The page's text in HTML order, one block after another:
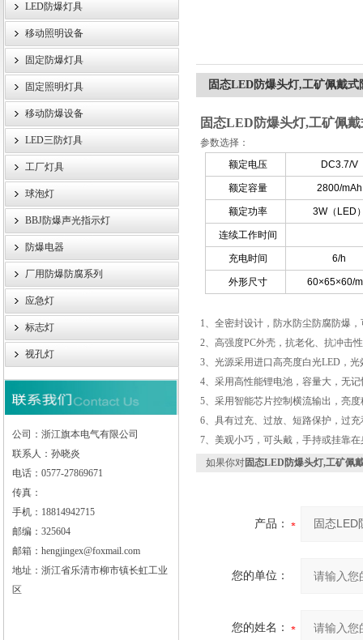
浙江旗本电气有限公司
LED防爆灯具
移动照明设备
固定防爆灯具
固定照明灯具
移动防爆设备
LED三防灯具
工厂灯具
球泡灯
BBJ防爆声光指示灯
防爆电器
厂用防爆防腐系列
应急灯
标志灯
视孔灯
公司：浙江旗本电气有限公司
联系人：孙晓炎
电话：0577-27869671
传真：
手机：18814942715
邮编：325604
邮箱：hengjingex@foxmail.com
地址：浙江省乐清市柳市镇长虹工业
区
固态LED防爆头灯,工矿佩戴式
固态LED防爆头灯,工矿佩
参数选择：
额定电压
DC3.7/V
额定容量 2800/mAh
额定功率 3W（LED
连续工作时间
充电时间 6/h
外形尺寸 60×65×60/
1、全密封设计，防水防尘防腐防爆
2、高强度PC外壳，抗老化、抗冲击
3、光源采用进口高亮度白光LED，
4、采用高性能锂电池，容量大，无
5、采用智能芯片控制横流输出，亮
6、具有过充、过放、短路保护，过
7、美观小巧，可头戴，手持或挂靠
如果你对固态LED防爆头灯,工矿佩
产品：
您的单位：
您的姓名：